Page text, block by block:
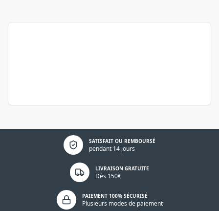
SATISFAIT OU REMBOURSÉ
pendant 14 jours
Politique de confidentialité
LIVRAISON GRATUITE
Dès 150€
PAIEMENT 100% SÉCURISÉ
Plusieurs modes de paiement